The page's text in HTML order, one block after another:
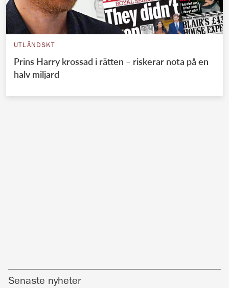
UTLÄNDSKT
Prins Harry krossad i rätten – riskerar nota på en
halv miljard
Senaste nyheter